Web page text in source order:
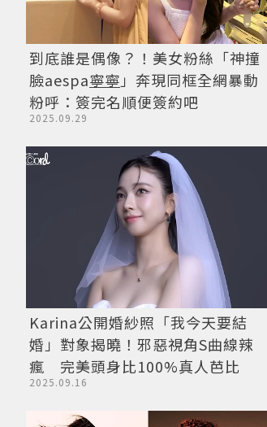
到底誰是偶像？！美女粉絲「神撞
臉aespa寧寧 」奔現同框全網暴動
粉呼：簽完名順便簽約吧
2025.09.29
Karina公開婚紗照「我今天要結
婚」對象揭曉！邪惡視角S曲線辣
瘋 完美頭身比100%真人芭比
2025.09.16